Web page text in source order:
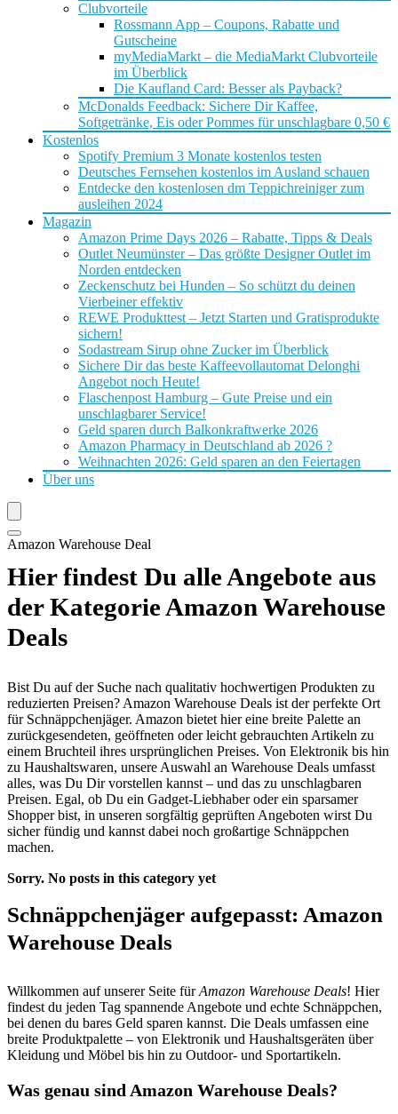
Clubvorteile
Rossmann App – Coupons, Rabatte und
Gutscheine
myMediaMarkt – die MediaMarkt Clubvorteile
im Überblick
Die Kaufland Card: Besser als Payback?
McDonalds Feedback: Sichere Dir Kaffee,
Softgetränke, Eis oder Pommes für unschlagbare 0,50 €
Kostenlos
Spotify Premium 3 Monate kostenlos testen
Deutsches Fernsehen kostenlos im Ausland schauen
Entdecke den kostenlosen dm Teppichreiniger zum
ausleihen 2024
Magazin
Amazon Prime Days 2026 – Rabatte, Tipps & Deals
Outlet Neumünster – Das größte Designer Outlet im
Norden entdecken
Zeckenschutz bei Hunden – So schützt du deinen
Vierbeiner effektiv
REWE Produkttest – Jetzt Starten und Gratisprodukte
sichern!
Sodastream Sirup ohne Zucker im Überblick
Sichere Dir das beste Kaffeevollautomat Delonghi
Angebot noch Heute!
Flaschenpost Hamburg – Gute Preise und ein
unschlagbarer Service!
Geld sparen durch Balkonkraftwerke 2026
Amazon Pharmacy in Deutschland ab 2026 ?
Weihnachten 2026: Geld sparen an den Feiertagen
Über uns
Amazon Warehouse Deal
Hier findest Du alle Angebote aus
der Kategorie Amazon Warehouse
Deals
Bist Du auf der Suche nach qualitativ hochwertigen Produkten zu
reduzierten Preisen? Amazon Warehouse Deals ist der perfekte Ort
für Schnäppchenjäger. Amazon bietet hier eine breite Palette an
zurückgesendeten, geöffneten oder leicht gebrauchten Artikeln zu
einem Bruchteil ihres ursprünglichen Preises. Von Elektronik bis hin
zu Haushaltswaren, unsere Auswahl an Warehouse Deals umfasst
alles, was Du Dir vorstellen kannst – und das zu unschlagbaren
Preisen. Egal, ob Du ein Gadget-Liebhaber oder ein sparsamer
Shopper bist, in unseren sorgfältig geprüften Angeboten wirst Du
sicher fündig und kannst dabei noch großartige Schnäppchen
machen.
Sorry. No posts in this category yet
Schnäppchenjäger aufgepasst: Amazon
Warehouse Deals
Willkommen auf unserer Seite fürAmazon Warehouse Deals! Hier
findest du jeden Tag spannende Angebote und echte Schnäppchen,
bei denen du bares Geld sparen kannst. Die Deals umfassen eine
breite Produktpalette – von Elektronik und Haushaltsgeräten über
Kleidung und Möbel bis hin zu Outdoor- und Sportartikeln.
Was genau sind Amazon Warehouse Deals?